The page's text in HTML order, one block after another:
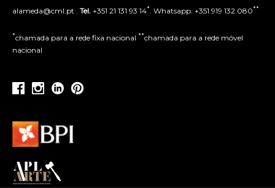
alameda@cml.pt . Tel. +351 21 131 93 14* . Whatsapp. +351 919 132 080**
*chamada para a rede fixa nacional **chamada para a rede móvel
nacional